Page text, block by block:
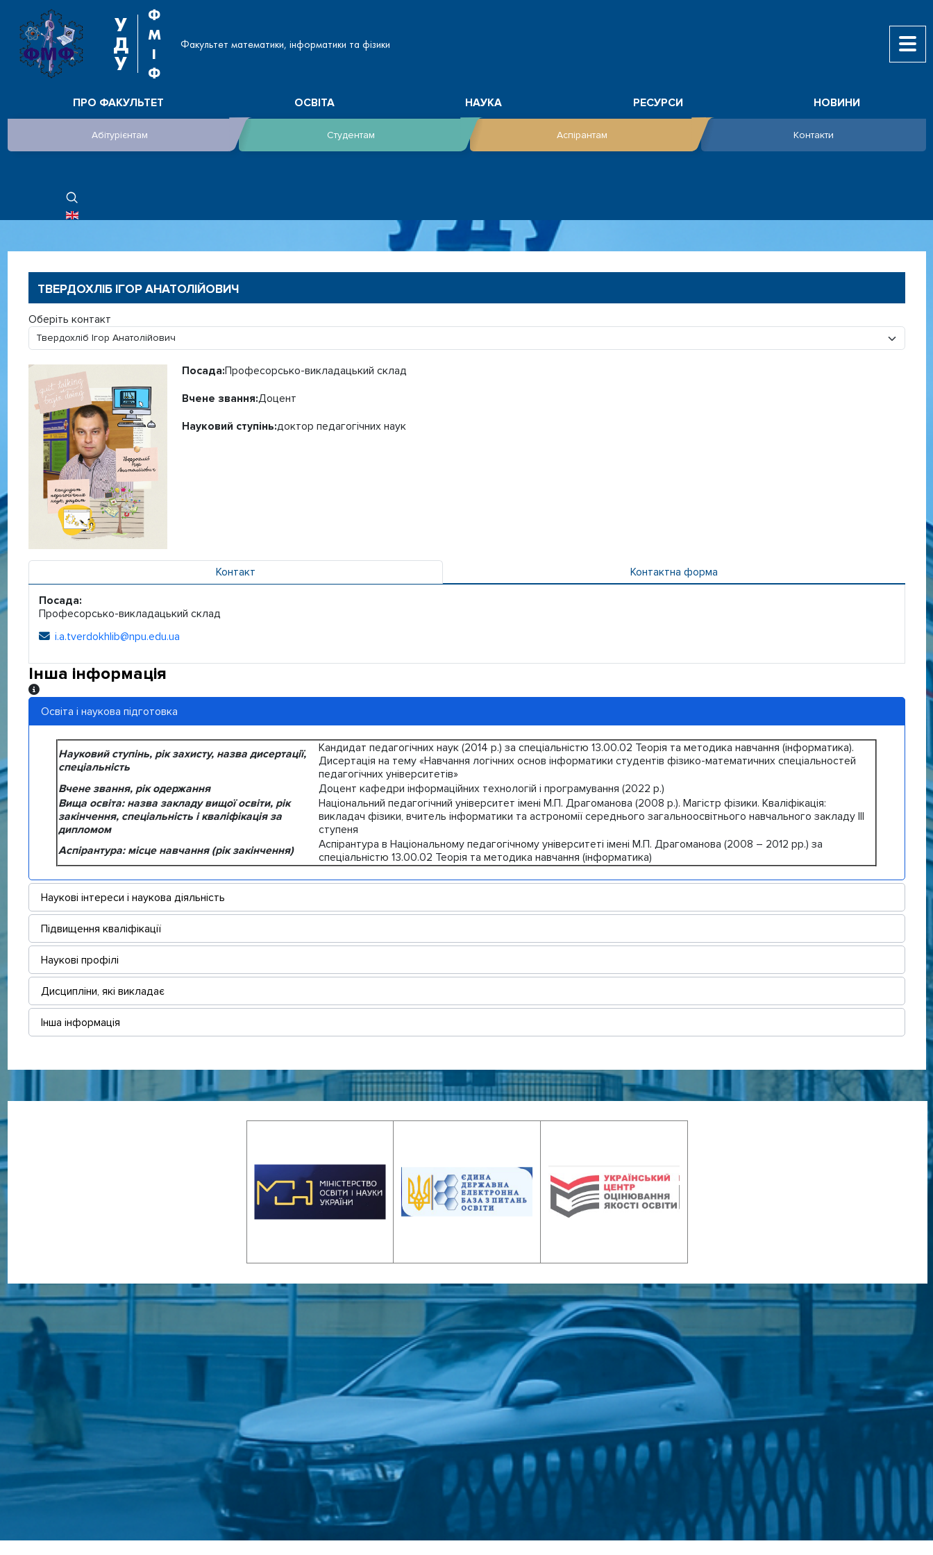
У
Д
У
Ф
М
І
Ф
Факультет математики, інформатики та фізики
ПРО ФАКУЛЬТЕТ ОСВІТА НАУКА РЕСУРСИ НОВИНИ
Абітурієнтам Студентам Аспірантам Контакти
ОБЕРІТЬ СВОЮ МОВУ
ТВЕРДОХЛІБ ІГОР АНАТОЛІЙОВИЧ
Оберіть контакт
Посада:Професорсько-викладацький склад
Вчене звання:Доцент
Науковий ступінь:доктор педагогічних наук
Контакт Контактна форма
Посада:
Професорсько-викладацький склад
Електронна адреса:
i.a.tverdokhlib@npu.edu.ua
Інша інформація
Інша інформація
Освіта і наукова підготовка
Науковий ступінь, рік захисту, назва дисертації,
спеціальність
Кандидат педагогічних наук (2014 р.) за спеціальністю 13.00.02 Теорія та методика навчання (інформатика).
Дисертація на тему «Навчання логічних основ інформатики студентів фізико-математичних спеціальностей
педагогічних університетів»
Вчене звання, рік одержання Доцент кафедри інформаційних технологій і програмування (2022 р.)
Вища освіта: назва закладу вищої освіти, рік
закінчення, спеціальність і кваліфікація за
дипломом
Національний педагогічний університет імені М.П. Драгоманова (2008 р.). Магістр фізики. Кваліфікація:
викладач фізики, вчитель інформатики та астрономії середнього загальноосвітнього навчального закладу ІІІ
ступеня
Аспірантура: місце навчання (рік закінчення)
Аспірантура в Національному педагогічному університеті імені М.П. Драгоманова (2008 – 2012 рр.) за
спеціальністю 13.00.02 Теорія та методика навчання (інформатика)
Наукові інтереси і наукова діяльність
Підвищення кваліфікації
Наукові профілі
Дисципліни, які викладає
Інша інформація